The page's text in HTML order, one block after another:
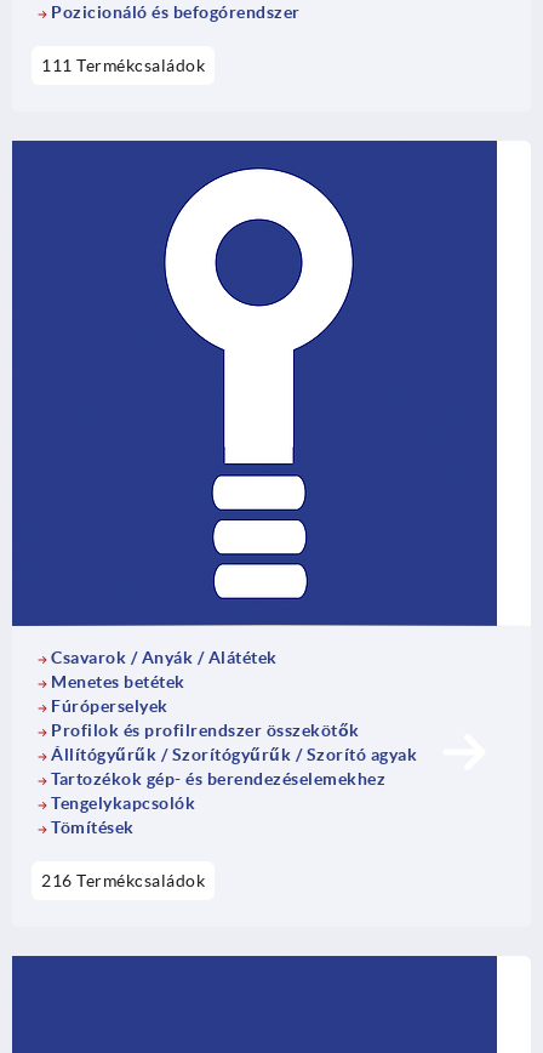
Pozicionáló és befogórendszer
111 Termékcsaládok
Csavarok / Anyák / Alátétek
Menetes betétek
Fúróperselyek
Profilok és profilrendszer összekötők
Állítógyűrűk / Szorítógyűrűk / Szorító agyak
Tartozékok gép- és berendezéselemekhez
Tengelykapcsolók
Tömítések
216 Termékcsaládok